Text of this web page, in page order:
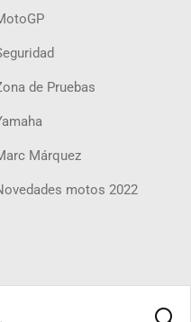
de Pruebas
Márquez
motos 2022